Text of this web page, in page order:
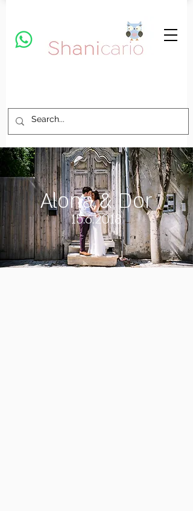
Alona & Dor
15.6.2018